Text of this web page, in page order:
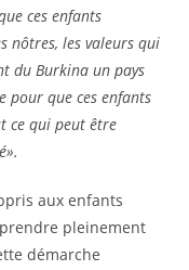
ces enfants
nôtres, les valeurs qui
du Burkina un pays
pour que ces enfants
ce qui peut être
aux enfants
pleinement
démarche